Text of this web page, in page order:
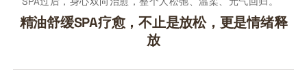
精油舒缓SPA疗愈，不止是放松，更是情绪释
放